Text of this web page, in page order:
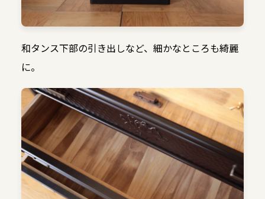
和タンス下部の引き出しなど、細かなところも綺麗
に。